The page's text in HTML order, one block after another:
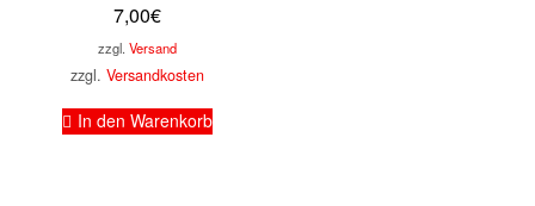
7,00€
zzgl.Versand
zzgl.Versandkosten
In den Warenkorb